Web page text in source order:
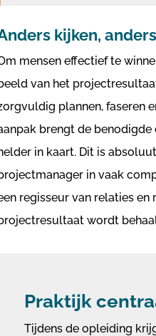
kijken,
mensen effectief te
van het
plannen, faseren
brengt de
in kaart. Dit is
in vaak
regisseur van relaties
wordt
Praktijk
Tijdens de opleiding